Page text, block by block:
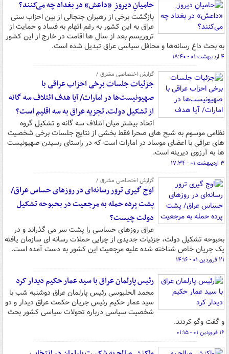
حامیانِ دیروز ِ «داعش» در بغداد چه می‌کنند؟
بازگشت برخی از رهبران جنجالی از بین احزاب سنی
عراق به این کشور به رغم اتهام به فساد و حمایت از
تروریسم بعد از سال ها اقامت در خارج از این کشور
به بحث داغ رسانه‌ها و محافل سیاسی عراق تبدیل شده است.
۴ اردیبهشت ۰۱ - ۱۸:۴۰
گزارش اختصاصی مشرق /
جزئیات جلسات برخی احزاب عراقی با
صهیونیست‌ها در امارات‌/ آیا هدف ائتلاف سه گانه
از تشکیل دولت، تجزیه عراق به سه اقلیم است؟
اتحاد بیشتر میان ائتلاف سه گانه و تشکیل گروه
نظامی موسوم به شبح های صحرا فقط بخشی از نتایج جلسات برخی شخصیت
های عراقی با اعضای موساد در امارات است که در راستای رسیدن صهیونیست
ها به آرزوی دیرینه است.
۳ اردیبهشت ۰۱ - ۱۷:۳۴
گزارش اختصاصی مشرق /
اوج گیری ترور رسانه‌ای در روزهای حساس عراق/
پشت پرده حمله به مرجعیت در بحبوحه تشکیل
دولت چیست؟
عراق روزهای حساسی را پشت سر می گذراند و در
بحبوحه تشکیل دولت، جزئیات جدیدی از چرایی حملات رسانه ای سازمان یافته
یک جریان خاص شناخته شده علیه مرجعیت این کشور به دست آمده است.
۲۱ فروردین ۰۱ - ۱۴:۱۶
رئیس پارلمان عراق با سید عمار حکیم دیدار کرد
محمد الحلبوسی رئیس پارلمان عراق دوشنبه شب با
سید عمار حکیم رئیس جریان حکمت عراق دیدار و دو
شخصیت سیاسی درباره تحولات سیاسی کشور بحث
و گفت وگو کردند.
۱۶ فروردین ۰۱ - ۰۱:۱۵